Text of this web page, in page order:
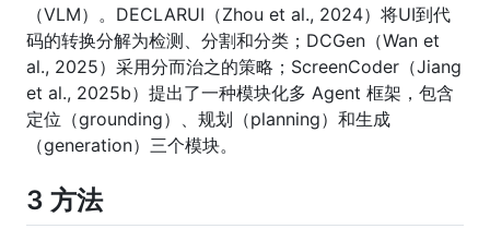
（VLM）。DECLARUI（Zhou et al., 2024）将UI到代
码的转换分解为检测、分割和分类；DCGen（Wan et
al., 2025）采用分而治之的策略；ScreenCoder（Jiang
et al., 2025b）提出了一种模块化多 Agent 框架，包含
定位（grounding）、规划（planning）和生成
（generation）三个模块。
3 方法